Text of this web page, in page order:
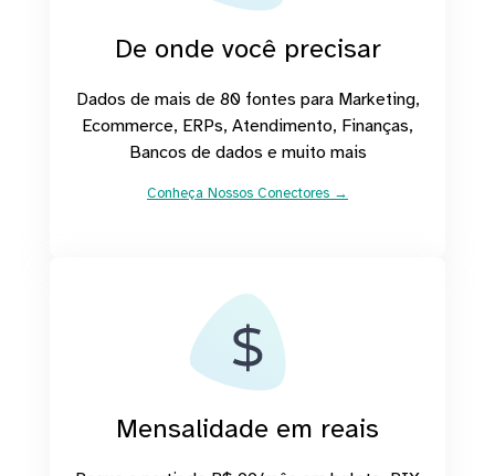
De onde você precisar
Dados de mais de 80 fontes para Marketing,
Ecommerce, ERPs, Atendimento, Finanças,
Bancos de dados e muito mais
Conheça Nossos Conectores →
Mensalidade em reais